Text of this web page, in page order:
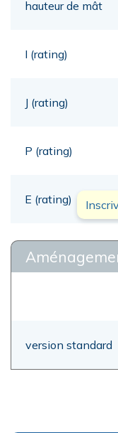
hauteur de mât
I (rating)
J (rating)
P (rating)
E (rating)
version standard